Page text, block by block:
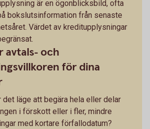
är en ögonblicksbild, ofta
bokslutsinformation från senaste
Värdet av kreditupplysningar
avtals- och
för dina
det läge att begära hela eller delar
i förskott eller i fler, mindre
med kortare förfallodatum?